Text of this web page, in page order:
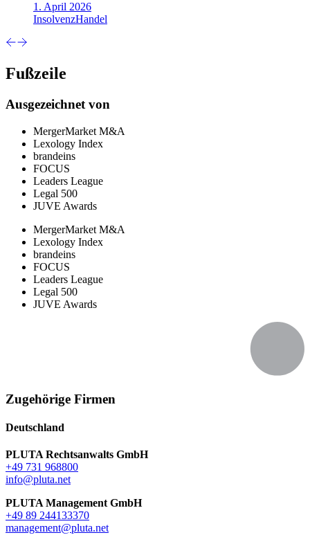
1. April 2026
InsolvenzHandel
Fußzeile
Ausgezeichnet von
MergerMarket M&A
Lexology Index
brandeins
FOCUS
Leaders League
Legal 500
JUVE Awards
MergerMarket M&A
Lexology Index
brandeins
FOCUS
Leaders League
Legal 500
JUVE Awards
Zugehörige Firmen
Deutschland
PLUTA Rechtsanwalts GmbH
+49 731 968800
info@pluta.net
PLUTA Management GmbH
+49 89 244133370
management@pluta.net